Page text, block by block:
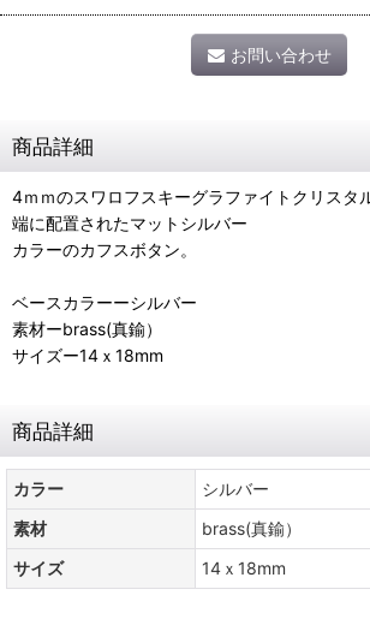
お問い合わせ
商品詳細
4ｍｍのスワロフスキーグラファイトクリスタ
端に配置されたマットシルバー
カラーのカフスボタン。
ベースカラーーシルバー
素材ーbrass(真鍮）
サイズー14ｘ18mm
商品詳細
カラー
シルバー
素材
brass(真鍮）
サイズ
14ｘ18mm